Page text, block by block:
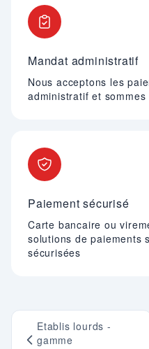
Mandat administratif
Nous acceptons les
administratif et
Paiement sécurisé
Carte bancaire ou
solutions de paiements
sécurisées
Etablis lourds -
gamme